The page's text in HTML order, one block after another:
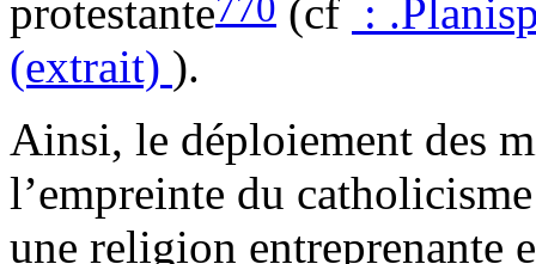
protestante
(cf :
(extrait) ).
Ainsi, le déploiement des
l’empreinte du
une religion entreprenante